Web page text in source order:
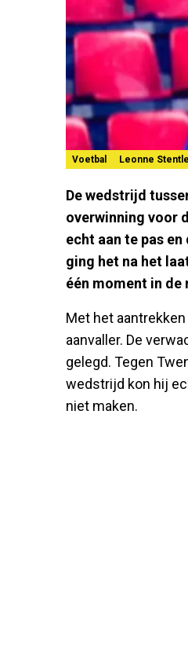
Voetbal Leonne
De wedstrijd
overwinning voor
echt aan te pas
ging het na het
één moment in de
Met het
aanvaller. De
gelegd. Tegen
wedstrijd kon hij
niet maken.